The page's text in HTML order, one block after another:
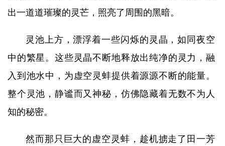
出一道道璀璨的灵芒，照亮了周围的黑暗。
灵池上方，漂浮着一些闪烁的灵晶，如同夜空
中的繁星。这些灵晶不断地释放出纯净的灵力，融
入到池水中，为虚空灵蚌提供着源源不断的能量。
整个灵池，静谧而又神秘，仿佛隐藏着无数不为人
知的秘密。
然而那只巨大的虚空灵蚌，趁机掳走了田一芳